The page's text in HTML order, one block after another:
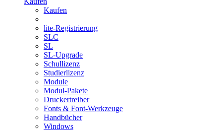
Kaufen
lite-Registrierung
SLC
SL
SL-Upgrade
Schullizenz
Studierlizenz
Module
Modul-Pakete
Druckertreiber
Fonts & Font-Werkzeuge
Handbücher
Windows